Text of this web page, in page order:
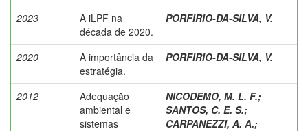
2023
A iLPF na
década de 2020.
PORFIRIO-DA-SILVA, V.
2020
A importância da
estratégia.
PORFIRIO-DA-SILVA, V.
2012
Adequação
ambiental e
sistemas
NICODEMO, M. L. F.;
SANTOS, C. E. S.;
CARPANEZZI, A. A.;